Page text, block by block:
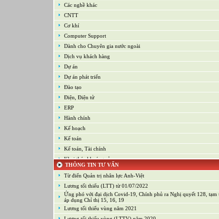
Các nghề khác
CNTT
Cơ khí
Computer Support
Dành cho Chuyên gia nước ngoài
Dịch vụ khách hàng
Dự án
Dự án phát triển
Đào tạo
Điện, Điện tử
ERP
Hành chính
Kế hoạch
Kế toán
Kế toán, Tài chính
Khai thác khoáng sản
Kiểm soát chất lượng (Game)
Kinh doanh
Kỹ thuật ứng dụng
Lập trình
Lập trình Game
THÔNG TIN TƯ VẤN
Từ điển Quản trị nhân lực Anh-Việt
Lương tối thiểu (LTT) từ 01/07/2022
Ứng phó với đại dịch Covid-19, Chính phủ ra Nghị quyết 128, tạm
áp dụng Chỉ thị 15, 16, 19
Lương tối thiểu vùng năm 2021